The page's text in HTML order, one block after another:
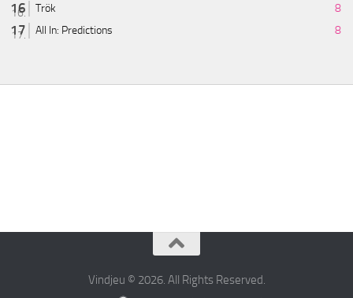
Trök
8
All In: Predictions
8
Vindjeu © 2026. All Rights Reserved.